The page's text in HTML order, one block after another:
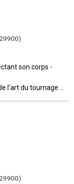
son corps -
l'art du tournage ...